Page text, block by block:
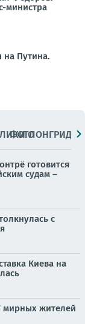
министра
на Путина.
ФОТОЛОНГРИДЫ
готовится
судам –
с
Киева на
мирных жителей